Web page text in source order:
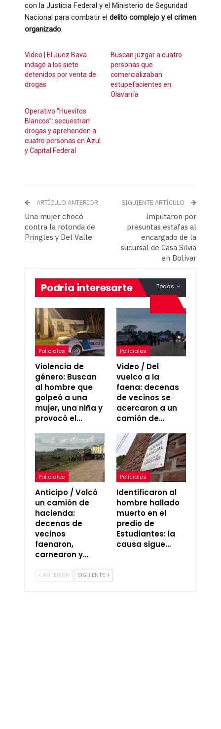
con la Justicia Federal y el Ministerio de Seguridad
Nacional para combatir el delito complejo y el crimen
organizado.
Video | El Juez Bava
indagó a los siete
detenidos por venta de
drogas
Buscan juzgar a cuatro
personas que
comercializaban
estupefacientes en
Olavarría
Operativo “Huevitos
Blancos”: secuestran
drogas y aprehenden a
cuatro personas en Azul
y Capital Federal
ARTÍCULO ANTERIOR
Una mujer chocó
contra la rotonda de
Pringles y Del Valle
SIGUIENTE ARTÍCULO
Imputaron por
presuntas estafas al
encargado de la
sucursal de Casa Silvia
en Bolívar
Todas
Podría interesarte
Policiales
Violencia de
género: Buscan
al hombre que
golpeó a una
mujer, una niña y
provocó el…
Policiales
Video / Del
vuelco a la
faena: decenas
de vecinos se
acercaron a un
camión de…
Policiales
Anticipo / Volcó
un camión de
hacienda:
decenas de
vecinos
faenaron,
carnearon y…
Policiales
Identificaron al
hombre hallado
muerto en el
predio de
Estudiantes: la
causa sigue…
ANTERIOR SIGUIENTE